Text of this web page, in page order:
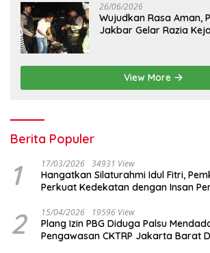
26/06/2026
Wujudkan Rasa Aman,
Jakbar Gelar Razia
View More
Berita Populer
1 17/03/2026 34931 View
Hangatkan Silaturahmi Idul Fitri,
Perkuat Kedekatan dengan Insan
2 15/04/2026 19596 View
Plang Izin PBG Diduga Palsu
Pengawasan CKTRP Jakarta Barat